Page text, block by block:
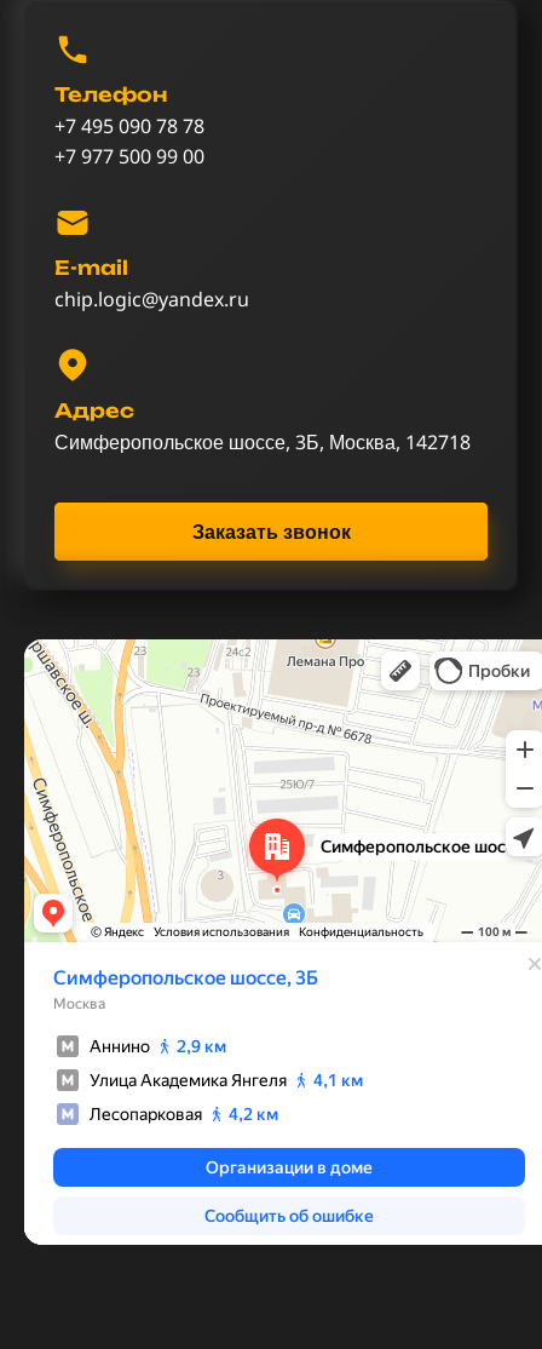
Телефон
+7 495 090 78 78
+7 977 500 99 00
E-mail
chip.logic@yandex.ru
Адрес
Симферопольское шоссе, 3Б, Москва, 142718
Заказать звонок